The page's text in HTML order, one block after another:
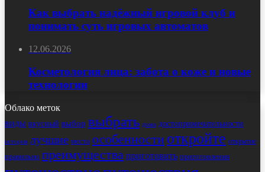
Как выбрать надёжный игровой клуб и
понимать суть игровых автоматов
12.06.2026
Косметология лица: забота о коже и новые
технологии
Облако меток
виды вкусный выбор выбрать дома достопримечательности
история лучшие места особенности откройте открытие
правильно преимущества приготовить приготовления